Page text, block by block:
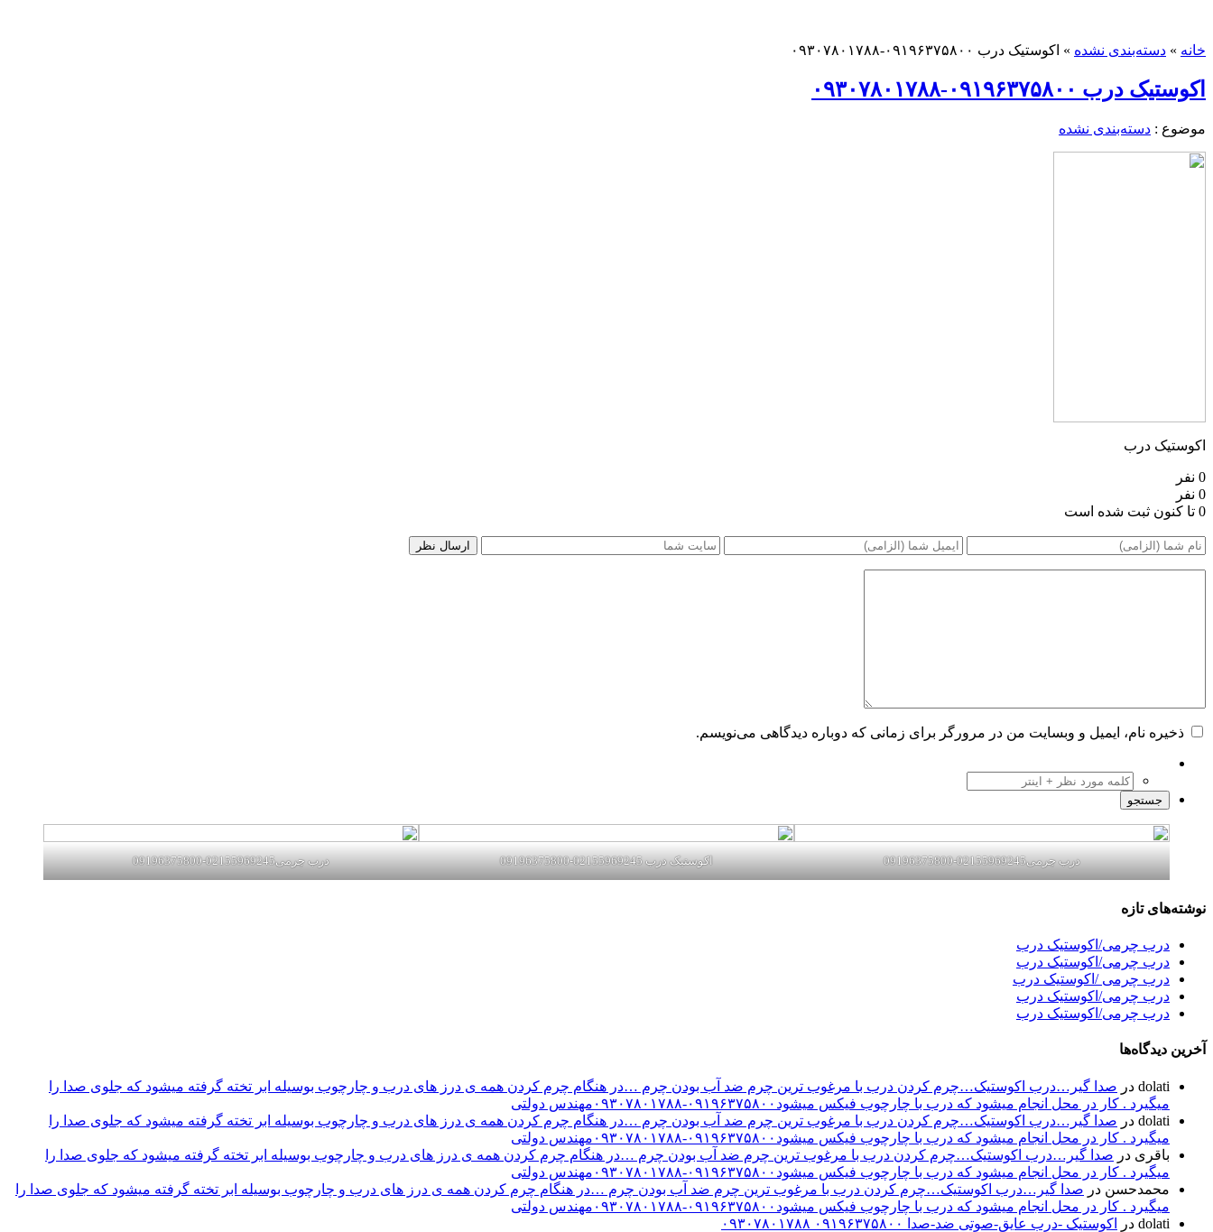
خانه » دسته‌بندی نشده » اکوستیک درب ۰۹۱۹۶۳۷۵۸۰۰-۰۹۳۰۷۸۰۱۷۸۸
اکوستیک درب ۰۹۱۹۶۳۷۵۸۰۰-۰۹۳۰۷۸۰۱۷۸۸
موضوع : دسته‌بندی نشده
اکوستیک درب
0 نفر
0 نفر
0 تا کنون ثبت شده است
ذخیره نام، ایمیل و وبسایت من در مرورگر برای زمانی که دوباره دیدگاهی می‌نویسم.
درب چرمی02155969245-09196375800 اکوستیک درب 02155969245-09196375800 درب چرمی02155969245-09196375800
نوشته‌های تازه
درب چرمی/اکوستیک درب
درب چرمی/اکوستیک درب
درب چرمی /اکوستیک درب
درب چرمی/اکوستیک درب
درب چرمی/اکوستیک درب
آخرین دیدگاه‌ها
dolati در صدا گیر…درب اکوستیک…چرم کردن درب با مرغوب ترین چرم ضد آب بودن چرم …در هنگام چرم کردن همه ی درز های درب و چارچوب بوسیله ابر تخته گرفته میشود که جلوی صدا را
میگیرد . کار در محل انجام میشود که درب با چارچوب فیکس میشود۰۹۱۹۶۳۷۵۸۰۰-۰۹۳۰۷۸۰۱۷۸۸مهندس دولتی
dolati در صدا گیر…درب اکوستیک…چرم کردن درب با مرغوب ترین چرم ضد آب بودن چرم …در هنگام چرم کردن همه ی درز های درب و چارچوب بوسیله ابر تخته گرفته میشود که جلوی صدا را
میگیرد . کار در محل انجام میشود که درب با چارچوب فیکس میشود۰۹۱۹۶۳۷۵۸۰۰-۰۹۳۰۷۸۰۱۷۸۸مهندس دولتی
باقری در صدا گیر…درب اکوستیک…چرم کردن درب با مرغوب ترین چرم ضد آب بودن چرم …در هنگام چرم کردن همه ی درز های درب و چارچوب بوسیله ابر تخته گرفته میشود که جلوی صدا را
میگیرد . کار در محل انجام میشود که درب با چارچوب فیکس میشود۰۹۱۹۶۳۷۵۸۰۰-۰۹۳۰۷۸۰۱۷۸۸مهندس دولتی
محمدحسن در صدا گیر…درب اکوستیک…چرم کردن درب با مرغوب ترین چرم ضد آب بودن چرم …در هنگام چرم کردن همه ی درز های درب و چارچوب بوسیله ابر تخته گرفته میشود که جلوی صدا را
میگیرد . کار در محل انجام میشود که درب با چارچوب فیکس میشود۰۹۱۹۶۳۷۵۸۰۰-۰۹۳۰۷۸۰۱۷۸۸مهندس دولتی
dolati در اکوستیک -درب عایق-صوتی ضد-صدا ۰۹۱۹۶۳۷۵۸۰۰ ۰۹۳۰۷۸۰۱۷۸۸